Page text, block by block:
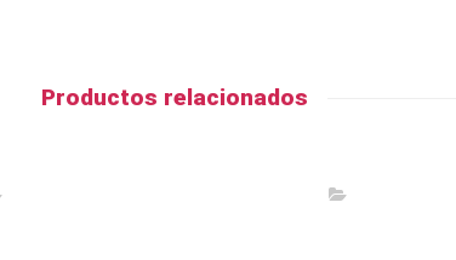
Productos relacionados